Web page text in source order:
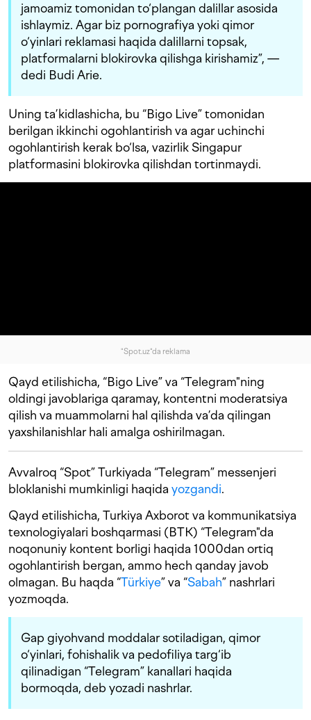
jamoamiz tomonidan to‘plangan dalillar asosida
ishlaymiz. Agar biz pornografiya yoki qimor
o‘yinlari reklamasi haqida dalillarni topsak,
platformalarni blokirovka qilishga kirishamiz”, —
dedi Budi Arie.
Uning ta’kidlashicha, bu “Bigo Live” tomonidan
berilgan ikkinchi ogohlantirish va agar uchinchi
ogohlantirish kerak bo‘lsa, vazirlik Singapur
platformasini blokirovka qilishdan tortinmaydi.
"Spot.uz"da reklama
Qayd etilishicha, “Bigo Live” va “Telegram"ning
oldingi javoblariga qaramay, kontentni moderatsiya
qilish va muammolarni hal qilishda va’da qilingan
yaxshilanishlar hali amalga oshirilmagan.
Avvalroq “Spot” Turkiyada “Telegram” messenjeri
bloklanishi mumkinligi haqida yozgandi.
Qayd etilishicha, Turkiya Axborot va kommunikatsiya
texnologiyalari boshqarmasi (BTK) “Telegram"da
noqonuniy kontent borligi haqida 1000dan ortiq
ogohlantirish bergan, ammo hech qanday javob
olmagan. Bu haqda “Türkiye” va “Sabah” nashrlari
yozmoqda.
Gap giyohvand moddalar sotiladigan, qimor
o‘yinlari, fohishalik va pedofiliya targ‘ib
qilinadigan “Telegram” kanallari haqida
bormoqda, deb yozadi nashrlar.